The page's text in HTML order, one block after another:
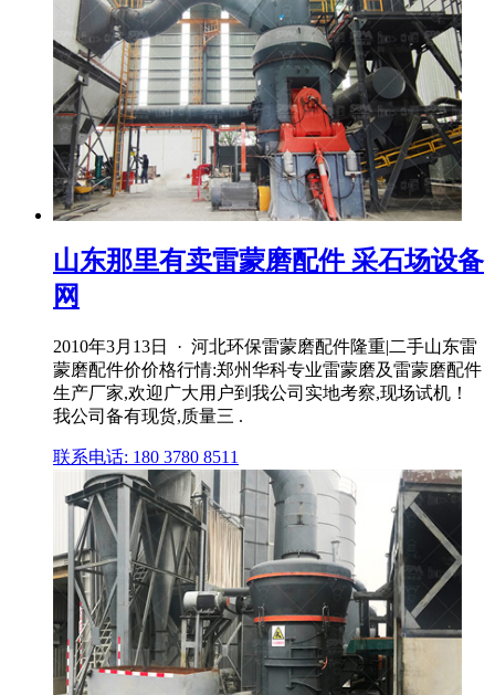
山东那里有卖雷蒙磨配件 采石场设备
网
2010年3月13日 · 河北环保雷蒙磨配件隆重|二手山东雷
蒙磨配件价价格行情:郑州华科专业雷蒙磨及雷蒙磨配件
生产厂家,欢迎广大用户到我公司实地考察,现场试机！
我公司备有现货,质量三 .
联系电话: 180 3780 8511